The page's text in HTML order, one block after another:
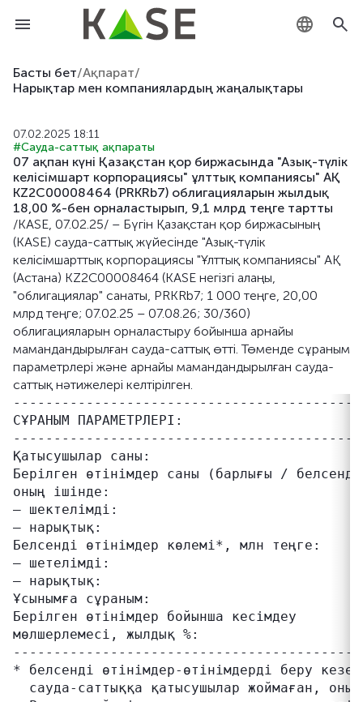
Басты бет/Ақпарат/
Нарықтар мен компаниялардың жаңалықтары
07.02.2025 18:11
#Сауда-саттық ақпараты
07 ақпан күні Қазақстан қор биржасында "Азық-түлік
келісімшарт корпорациясы" ұлттық компаниясы" АҚ
KZ2C00008464 (PRKRb7) облигацияларын жылдық
18,00 %-бен орналастырып, 9,1 млрд теңге тартты
/KASE, 07.02.25/ – Бүгін Қазақстан қор биржасының
(KASE) сауда-саттық жүйесінде "Азық-түлік
келісімшарттық корпорациясы "Ұлттық компаниясы" АҚ
(Астана) KZ2C00008464 (KASE негізгі алаңы,
"облигациялар" санаты, PRKRb7; 1 000 теңге, 20,00
млрд теңге; 07.02.25 – 07.08.26; 30/360)
облигацияларын орналастыру бойынша арнайы
мамандандырылған сауда-саттық өтті. Төменде сұраным
параметрлері және арнайы мамандандырылған сауда-
саттық нәтижелері келтірілген.
СҰРАНЫМ ПАРАМЕТРЛЕРІ:
Қатысушылар саны:
Берілген өтінімдер саны (барлығы /
оның ішінде:
– шектелімді:
– нарықтық:
Белсенді өтінімдер көлемі*, млн теңге:
– шетелімді:
– нарықтық:
Ұсынымға сұраным:
Берілген өтінімдер бойынша кесімдеу
мөлшерлемесі, жылдық %:
* белсенді өтінімдер-өтінімдерді беру
сауда-саттыққа қатысушылар жоймаған,